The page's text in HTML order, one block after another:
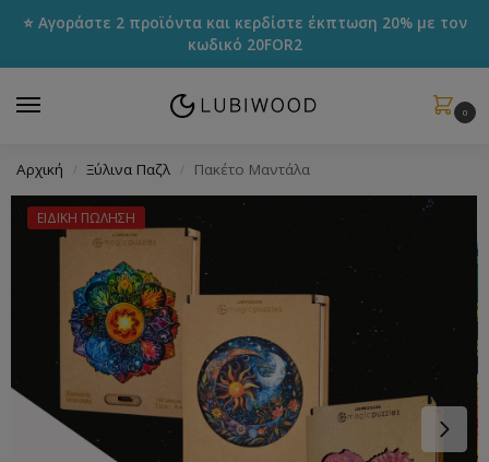
⭐ Αγοράστε 2 προϊόντα και κερδίστε έκπτωση 20% με τον
κωδικό 20FOR2
0
Αρχική / Ξύλινα Παζλ / Πακέτο Μαντάλα
ΕΙΔΙΚΗ ΠΩΛΗΣΗ